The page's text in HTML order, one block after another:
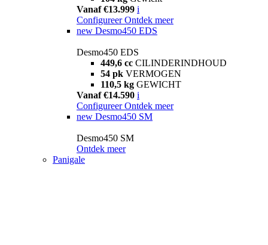
Vanaf €13.999 i
Configureer Ontdek meer
new Desmo450 EDS
Desmo450 EDS
449,6 cc CILINDERINDHOUD
54 pk VERMOGEN
110,5 kg GEWICHT
Vanaf €14.590 i
Configureer Ontdek meer
new Desmo450 SM
Desmo450 SM
Ontdek meer
Panigale